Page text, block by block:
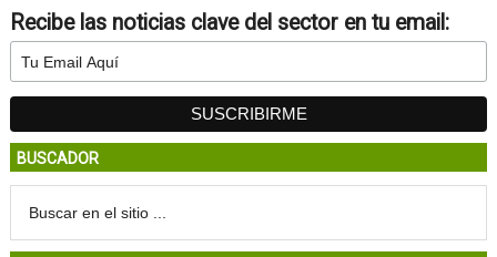
Recibe las noticias clave del sector en tu email:
BUSCADOR